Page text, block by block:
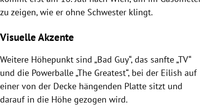
zu zeigen, wie er ohne Schwester klingt.
Visuelle Akzente
Weitere Höhepunkt sind „Bad Guy“, das sanfte „TV“
und die Powerballe „The Greatest“, bei der Eilish auf
einer von der Decke hängenden Platte sitzt und
darauf in die Höhe gezogen wird.